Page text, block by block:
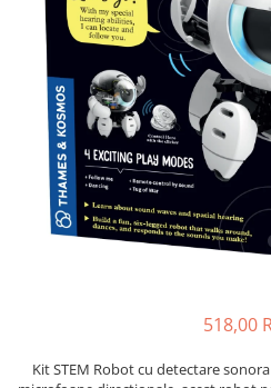
518,00
Kit STEM Robot cu detectare